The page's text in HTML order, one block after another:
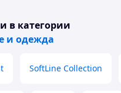
в категории
и одежда
SoftLine Collection